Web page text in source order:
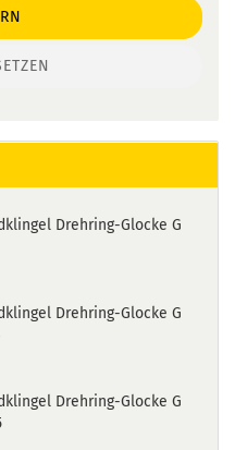
Drehring-Glocke G
Drehring-Glocke G
Drehring-Glocke G